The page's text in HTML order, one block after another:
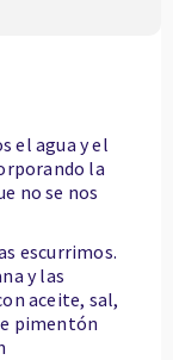
el agua y el
la
no se nos
escurrimos.
y las
aceite, sal,
pimentón